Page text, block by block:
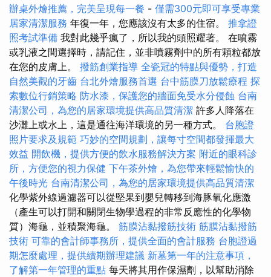
辦桌外燴推薦，完美呈現每一餐 - 僅需300元即可享受專業
居家清潔服務 年復一年，您應該沒有太多的住宿。 推拿證
照考試準備 我對此幾乎瘋了，所以我的頭照耀著。 在噴霧
或乳液之間選擇時，請記住，並非噴霧劑中的所有顆粒都放
在您的皮膚上。 撥筋創業指導 全瓷冠的特點與優勢，打造
自然美觀的牙齒 台北外燴服務首選 台中筋膜刀放鬆療程 探
索數位行銷策略 防水漆，保護您的牆面免受水分侵蝕 台南
清潔公司，為您的居家環境提供高品質清潔 許多人降落在
沙灘上或水上，這是通往海洋環境的另一種方式。 台胞證
照片要求及規範 巧妙的空間規劃，讓每寸空間都發揮最大
效益 開飲機，提供方便的飲水服務解決方案 附近的眼科診
所，方便您的視力保健 下午茶外燴，為您帶來輕鬆愉快的
午後時光 台南清潔公司，為您的居家環境提供高品質清潔
化學紫外線過濾器可以從堅果到嬰兒轉移到海豚氧化應激
（產生可以打開和關閉生物學過程的非常反應性的化學物
質）海龜，並積聚海龜。 筋膜沾黏撥筋技術 筋膜沾黏撥筋
技術 可靠的會計師事務所，提供全面的會計服務 台胞證過
期怎麼處理，提供續期辦理建議 新墓第一年的注意事項，
了解第一年管理的重點 每天將其用作保濕劑，以幫助消除